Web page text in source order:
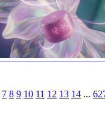
7 8 9 10 11 12 13 14 ...